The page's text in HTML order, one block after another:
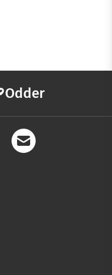
Odder